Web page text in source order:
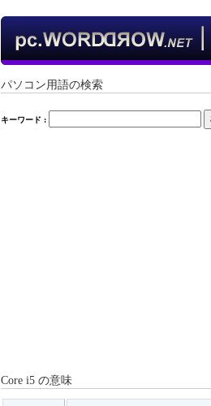
パソコン用語の検索
キーワード :
Core i5 の意味